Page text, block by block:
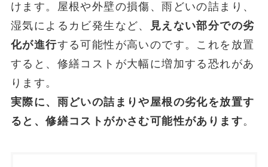
けます。屋根や外壁の損傷、雨どいの詰まり、
湿気によるカビ発生など、
見えない部分での劣
化が進行する可能性が高いのです。これを放置
すると、修繕コストが大幅に増加する恐れがあ
ります。
実際に、雨どいの詰まりや屋根の劣化を放置す
ると、修繕コストがかさむ可能性があります。